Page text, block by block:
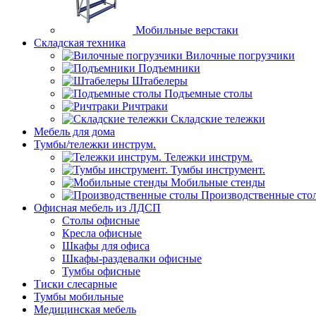
Мобильные верстаки
Складская техника
Вилочные погрузчики
Подъемники
Штабелеры
Подъемные столы
Ричтраки
Складские тележки
Мебель для дома
Тумбы/тележки инструм.
Тележки инструм.
Тумбы инструмент.
Мобильные стенды
Производственные
Офисная мебель из ЛДСП
Столы офисные
Кресла офисные
Шкафы для офиса
Шкафы-раздевалки офисные
Тумбы офисные
Тиски слесарные
Тумбы мобильные
Медицинская мебель